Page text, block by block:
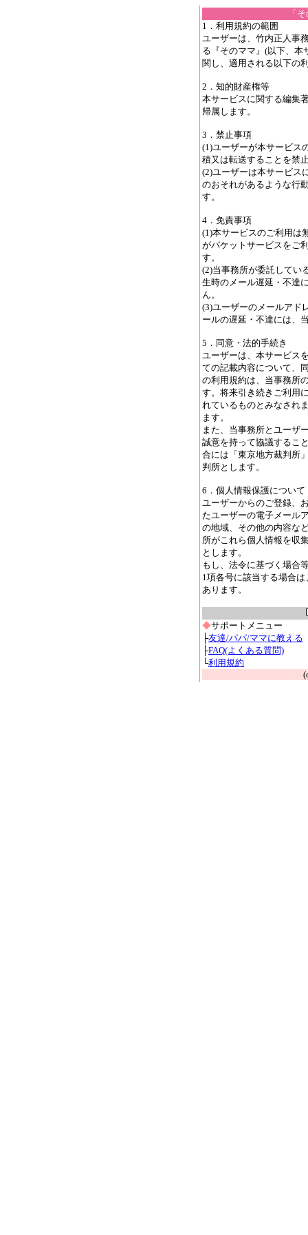
「
1．利用規約の範囲
ユーザーは、竹内正人事
る『そのママ』(以下、本
関し、適用される以下の
2．知的財産権等
本サービスに関する編集
帰属します。
3．禁止事項
(1)ユーザーが本サービス
積又は転送することを禁
(2)ユーザーは本サービス
のおそれがあるような行
す。
4．免責事項
(1)本サービスのご利用は
がパケットサービスをご
す。
(2)当事務所が委託してい
生時のメール遅延・不達
ん。
(3)ユーザーのメールアド
ールの遅延・不達には、
5．同意・法的手続き
ユーザーは、本サービス
ての記載内容について、
の利用規約は、当事務所
す。将来引き続きご利用
れているものとみなされ
ます。
また、当事務所とユーザ
誠意を持って協議するこ
合には「東京地方裁判所
判所とします。
6．個人情報保護について
ユーザーからのご登録、
たユーザーの電子メール
の地域、その他の内容な
所がこれら個人情報を収
とします。
もし、法令に基づく場合
1項各号に該当する場合
あります。
◆サポートメニュー
├友達/パパ/ママに教える
├FAQ(よくある質問)
└利用規約